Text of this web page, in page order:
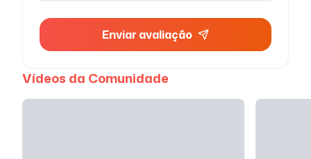
Enviar avaliação
Vídeos da Comunidade